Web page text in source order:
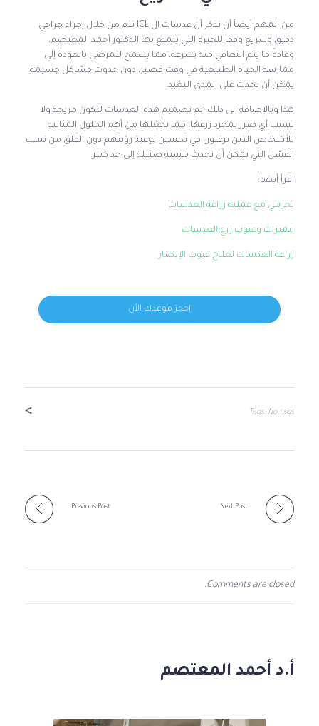
من المهم أيضاً أن نذكر أن عدسات ال ICL تتم من خلال إجراء جراحي
دقيق وسريع وفقا للخبرة التي يتمتع بها الدكتور أحمد المعتصم،
وعادةً ما يتم التعافي منه بسرعة، مما يسمح للمرضى بالعودة إلى
ممارسة الحياة الطبيعية في وقت قصير، دون حدوث مشاكل جسيمة
يمكن أن تحدث على المدى البعيد.
هذا وبالإضافة إلى ذلك، تم تصميم هذه العدسات لتكون مريحة ولا
تسبب أي ضرر بمجرد زرعها، مما يجعلها من أهم الحلول المثالية
للأشخاص الذين يرغبون في تحسين نوعية رؤيتهم دون القلق من نسب
الفشل التي يمكن أن تحدث بنسبة ضئيلة إلى حد كبير.
اقرأ أيضا:
تجربتي مع عملية زراعة العدسات
مميزات وعيوب زرع العدسات
زراعة العدسات لعلاج عيوب الإبصار
إحجز موعدك الأن
Tags: No tags
Previous Post Next Post
Comments are closed.
أ.د أحمد المعتصم